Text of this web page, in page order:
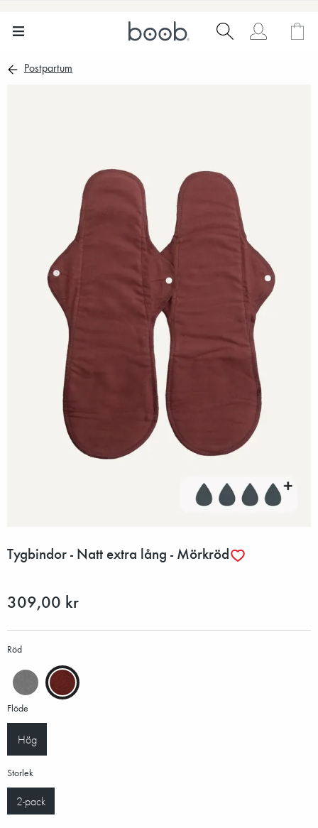
Postpartum
Tygbindor - Natt extra lång - Mörkröd
309,00 kr
Röd
Flöde
Hög
Storlek
2-pack